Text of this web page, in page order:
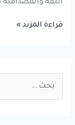
الثقة
تأثير
على
نمو
قراءة المزيد »